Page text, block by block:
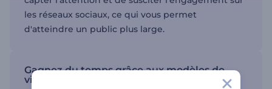
les réseaux sociaux, ce qui vous permet
d'atteindre un public plus large.
Gagnez du temps grâce aux modèles de
vidéos Facebook